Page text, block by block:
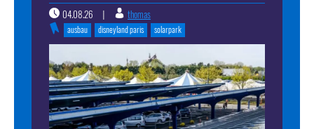
04.08.26 | thomas
ausbau disneyland paris solarpark